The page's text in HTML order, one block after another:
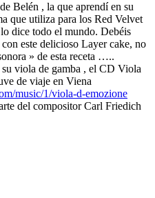
Belén , la que aprendí en su
que utiliza para los Red Velvet
dice todo el mundo. Debéis
este delicioso Layer cake, no
» de esta receta …..
viola de gamba , el CD Viola
de viaje en Viena
music/1/viola-d-emozione
del compositor Carl Friedich